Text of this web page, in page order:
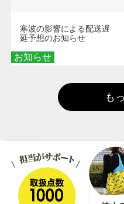
お知らせ
寒波の影響による配送遅
延予想のお知らせ
も